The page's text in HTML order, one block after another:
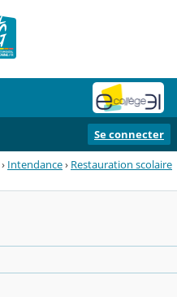
Se connecter
› Intendance› Restauration scolaire